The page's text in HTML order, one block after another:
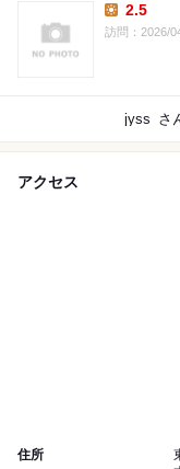
Lunch:
2.5
訪問：2026/
jyss_ さ
アクセス
住所